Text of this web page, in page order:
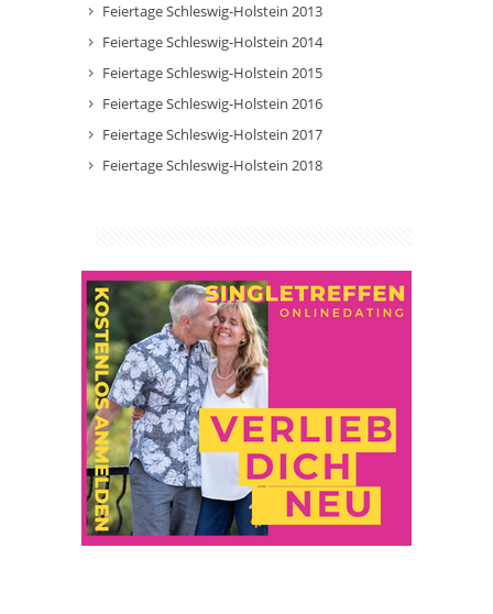
Feiertage Schleswig-Holstein 2013
Feiertage Schleswig-Holstein 2014
Feiertage Schleswig-Holstein 2015
Feiertage Schleswig-Holstein 2016
Feiertage Schleswig-Holstein 2017
Feiertage Schleswig-Holstein 2018